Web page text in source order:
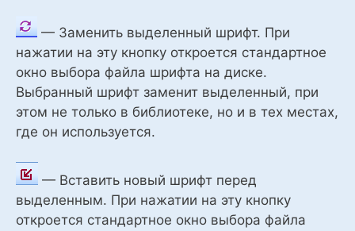
— Заменить выделенный шрифт. При
нажатии на эту кнопку откроется стандартное
окно выбора файла шрифта на диске.
Выбранный шрифт заменит выделенный, при
этом не только в библиотеке, но и в тех местах,
где он используется.
— Вставить новый шрифт перед
выделенным. При нажатии на эту кнопку
откроется стандартное окно выбора файла